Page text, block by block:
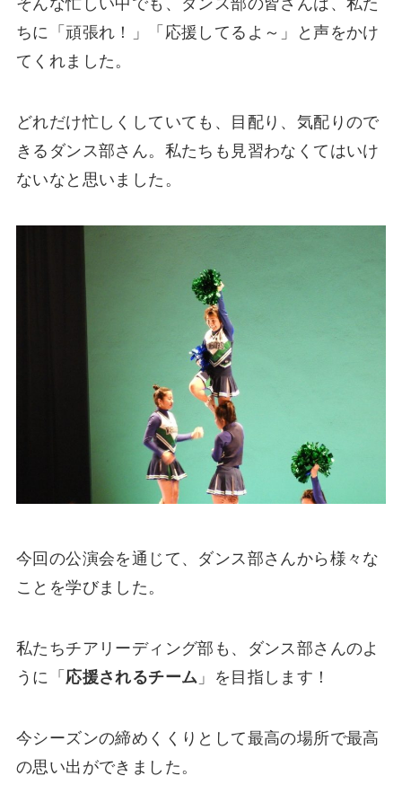
ちに「頑張れ！」「応援してるよ～」と声をかけ
てくれました。
どれだけ忙しくしていても、目配り、気配りので
きるダンス部さん。私たちも見習わなくてはいけ
ないなと思いました。
今回の公演会を通じて、ダンス部さんから様々な
ことを学びました。
私たちチアリーディング部も、ダンス部さんのよ
うに「 応援されるチーム 」を目指します！
今シーズンの締めくくりとして最高の場所で最高
の思い出ができました。